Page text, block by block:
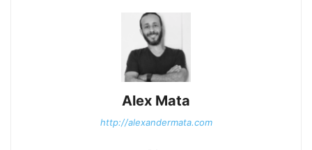
Alex Mata
http://alexandermata.com